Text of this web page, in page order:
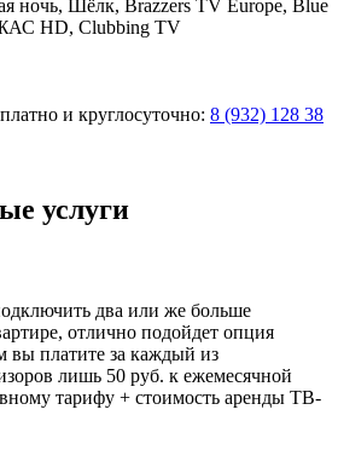
ночь, Шёлк, Brazzers TV Europe, Blue
HD, Clubbing TV
и круглосуточно: 8 (932) 128 38
услуги
два или же больше
отлично подойдет опция
вы платите за каждый из
лишь 50 руб. к ежемесячной
тарифу + стоимость аренды ТВ-